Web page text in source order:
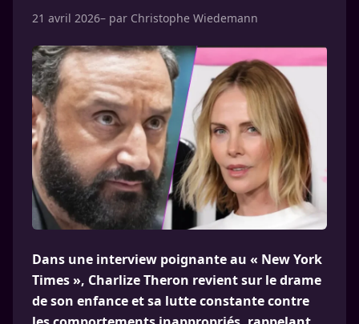
21 avril 2026– par Christophe Wiedemann
Dans une interview poignante au « New York
Times », Charlize Theron revient sur le drame
de son enfance et sa lutte constante contre